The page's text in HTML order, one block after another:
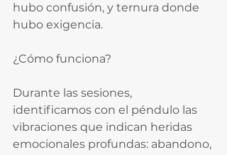
hubo confusión, y ternura donde
hubo exigencia.
¿Cómo funciona?
Durante las sesiones,
identificamos con el péndulo las
vibraciones que indican heridas
emocionales profundas: abandono,